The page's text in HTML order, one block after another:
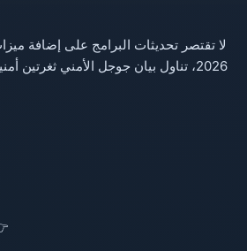
لا تقتصر تحديثات البرامج على إضافة
2026، تناول بيان جوجل الأمني